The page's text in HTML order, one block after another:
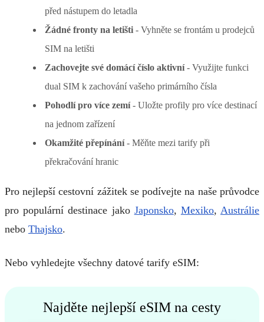
před nástupem do letadla
Žádné fronty na letišti - Vyhněte se frontám u prodejců
SIM na letišti
Zachovejte své domácí číslo aktivní- Využijte funkci
dual SIM k zachování vašeho primárního čísla
Pohodlí pro více zemí- Uložte profily pro více destinací
na jednom zařízení
Okamžité přepínání- Měňte mezi tarify při
překračování hranic
Pro nejlepší cestovní zážitek se podívejte na naše průvodce
pro populární destinace jako Japonsko, Mexiko,Austrálie
nebo Thajsko.
Nebo vyhledejte všechny datové tarify eSIM:
Najděte nejlepší eSIM na cesty